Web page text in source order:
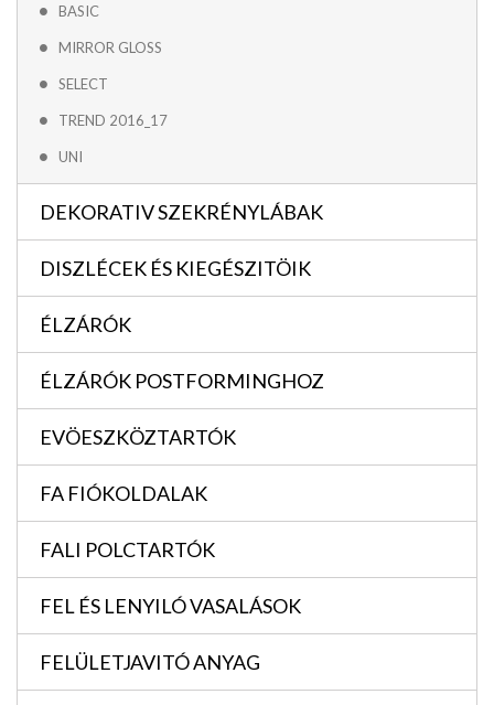
BASIC
MIRROR GLOSS
SELECT
TREND 2016_17
UNI
DEKORATIV SZEKRÉNYLÁBAK
DISZLÉCEK ÉS KIEGÉSZITÖIK
ÉLZÁRÓK
ÉLZÁRÓK POSTFORMINGHOZ
EVÖESZKÖZTARTÓK
FA FIÓKOLDALAK
FALI POLCTARTÓK
FEL ÉS LENYILÓ VASALÁSOK
FELÜLETJAVITÓ ANYAG